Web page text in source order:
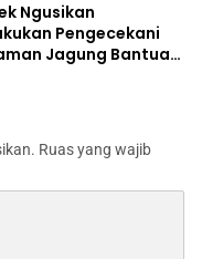
Ngusikan
Pengecekani
Jagung Bantuan
Ruas yang wajib